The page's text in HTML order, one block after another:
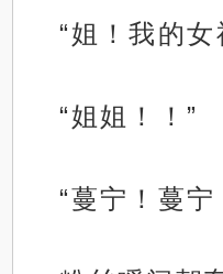
“姐！我的女
“姐姐！！”
“蔓宁！蔓宁